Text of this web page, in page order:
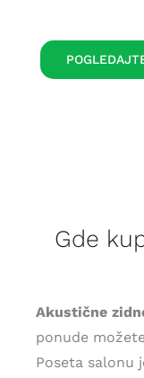
Gde
Akustične
ponude
Poseta salonu